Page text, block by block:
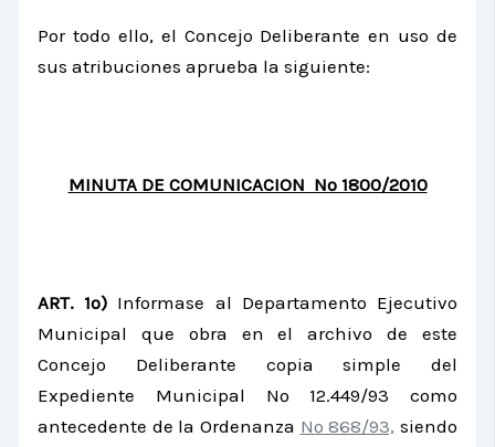
Por todo ello, el Concejo Deliberante en uso de
sus atribuciones aprueba la siguiente:
MINUTA DE COMUNICACION Nº 1800/2010
ART. 1º) Informase al Departamento Ejecutivo
Municipal que obra en el archivo de este
Concejo Deliberante copia simple del
Expediente Municipal Nº 12.449/93 como
antecedente de la Ordenanza Nº 868/93, siendo